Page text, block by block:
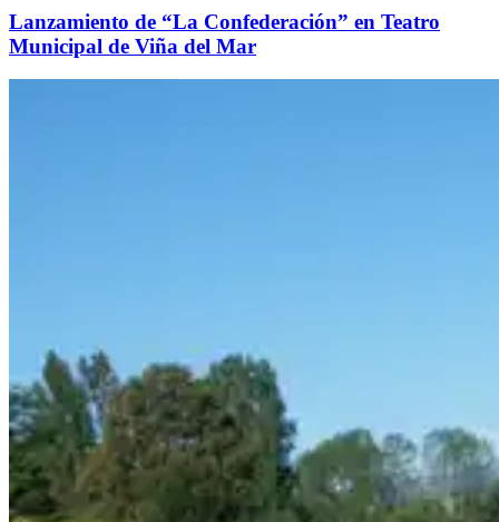
Lanzamiento de “La Confederación” en Teatro
Municipal de Viña del Mar